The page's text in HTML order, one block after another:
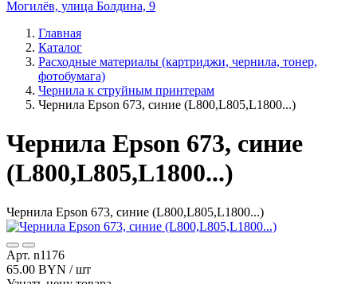
Могилёв, улица Болдина, 9
Главная
Каталог
Расходные материалы (картриджи, чернила, тонер,
фотобумага)
Чернила к струйным принтерам
Чернила Epson 673, синие (L800,L805,L1800...)
Чернила Epson 673, синие
(L800,L805,L1800...)
Чернила Epson 673, синие (L800,L805,L1800...)
Арт. n1176
65.00 BYN / шт